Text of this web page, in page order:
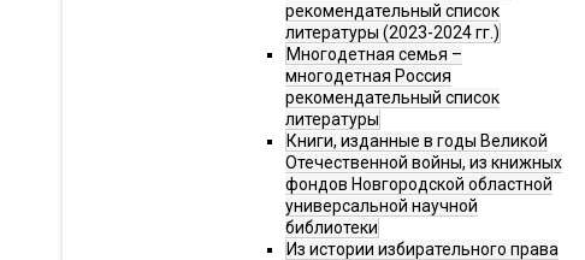
рекомендательный список
литературы (2023-2024 гг.)
Многодетная семья –
многодетная Россия
рекомендательный список
литературы
Книги, изданные в годы Великой
Отечественной войны, из книжных
фондов Новгородской областной
универсальной научной
библиотеки
Из истории избирательного права